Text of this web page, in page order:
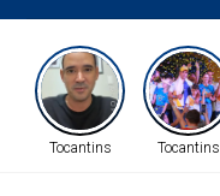
Tocantins Tocantins